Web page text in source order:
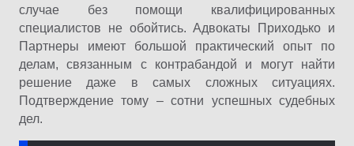
случае без помощи квалифицированных
специалистов не обойтись. Адвокаты Приходько и
Партнеры имеют большой практический опыт по
делам, связанным с контрабандой и могут найти
решение даже в самых сложных ситуациях.
Подтверждение тому – сотни успешных судебных
дел.